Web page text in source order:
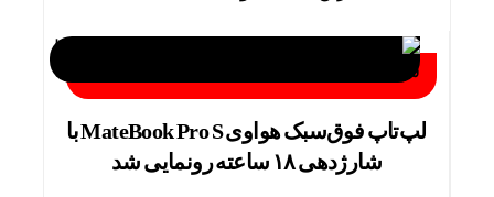
لپ‌تاپ فوق‌سبک هواوی MateBook Pro S با
شارژدهی ۱۸ ساعته رونمایی شد